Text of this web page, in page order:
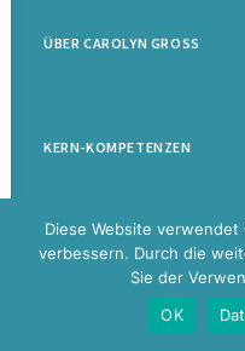
ÜBER CAROLYN GROSS
KERN-KOMPETENZEN
2026 Carolyn Groß |
Diese Website
verbessern. Durch die
Sie der
OK